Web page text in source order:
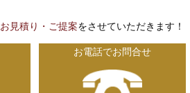
お見積り・ご提案をさせていただきます！
お電話でお問合せ